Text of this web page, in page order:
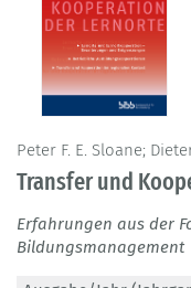
Peter F. E. Sloane;
Transfer und
Erfahrungen aus der
Bildungsmanagement